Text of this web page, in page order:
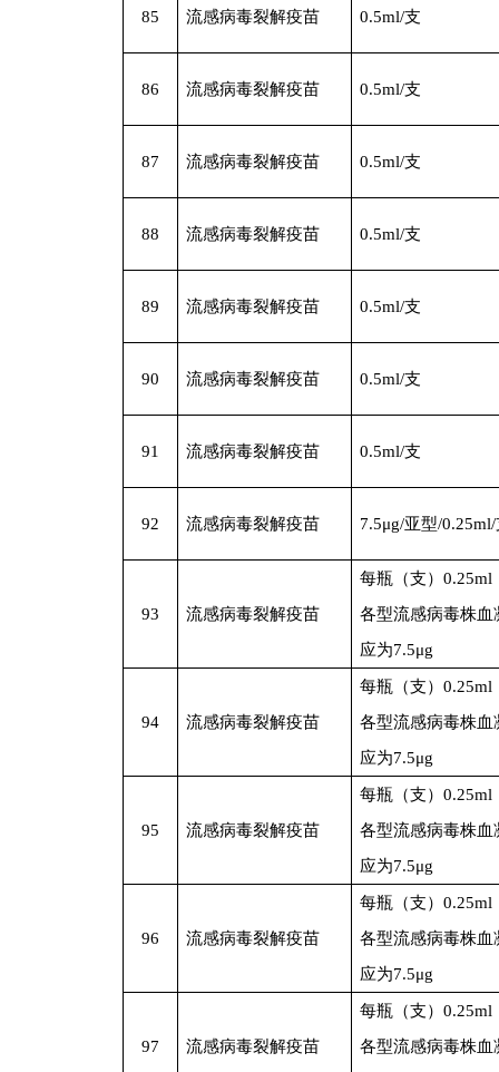
85 流感病毒裂解疫苗 0.5ml/支
86 流感病毒裂解疫苗 0.5ml/支
87 流感病毒裂解疫苗 0.5ml/支
88 流感病毒裂解疫苗 0.5ml/支
89 流感病毒裂解疫苗 0.5ml/支
90 流感病毒裂解疫苗 0.5ml/支
91 流感病毒裂解疫苗 0.5ml/支
92 流感病毒裂解疫苗 7.5μg/亚型/0.25ml/
93 流感病毒裂解疫苗
每瓶（支）0.25ml
各型流感病毒株血
应为7.5μg
94 流感病毒裂解疫苗
每瓶（支）0.25ml
各型流感病毒株血
应为7.5μg
95 流感病毒裂解疫苗
每瓶（支）0.25ml
各型流感病毒株血
应为7.5μg
96 流感病毒裂解疫苗
每瓶（支）0.25ml
各型流感病毒株血
应为7.5μg
97 流感病毒裂解疫苗
每瓶（支）0.25ml
各型流感病毒株血